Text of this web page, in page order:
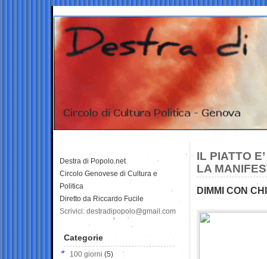
IL PIATTO
LA
DIMMI CON
Destra di Popolo.net
Circolo Genovese di Cultura e
Politica
Diretto da Riccardo Fucile
Scrivici: destradipopolo@gmail.com
Categorie
100 giorni (5)